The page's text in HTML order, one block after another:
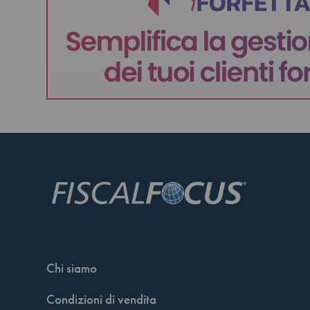
Chi siamo
Condizioni di vendita